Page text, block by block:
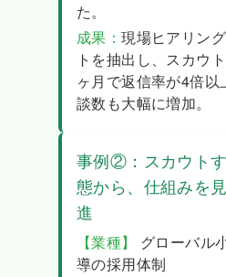
た。
成果：現場ヒアリン
トを抽出し、スカウ
ヶ月で返信率が4倍以
談数も大幅に増加。
事例②：スカウト
態から、仕組みを
進
【業種】
グローバル
導の採用体制